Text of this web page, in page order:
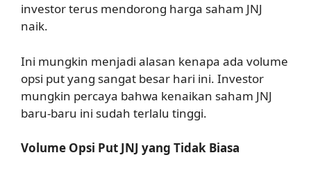
investor terus mendorong harga saham JNJ
naik.
Ini mungkin menjadi alasan kenapa ada volume
opsi put yang sangat besar hari ini. Investor
mungkin percaya bahwa kenaikan saham JNJ
baru-baru ini sudah terlalu tinggi.
Volume Opsi Put JNJ yang Tidak Biasa